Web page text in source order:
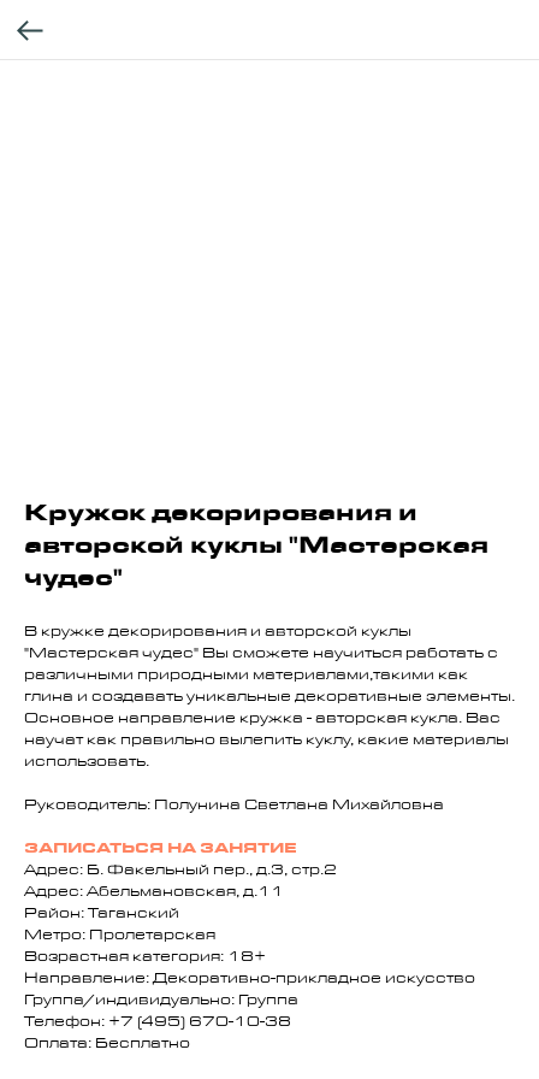
Кружок декорирования и
авторской куклы "Мастерская
чудес"
В кружке декорирования и авторской куклы
"Мастерская чудес" Вы сможете научиться работать с
различными природными материалами,такими как
глина и создавать уникальные декоративные элементы.
Основное направление кружка - авторская кукла. Вас
научат как правильно вылепить куклу, какие материалы
использовать.
Руководитель: Полунина Светлана Михайловна
ЗАПИСАТЬСЯ НА ЗАНЯТИЕ
Адрес: Б. Факельный пер., д.3, стр.2
Адрес: Абельмановская, д.11
Район: Таганский
Метро: Пролетарская
Возрастная категория: 18+
Направление: Декоративно-прикладное искусство
Группа/индивидуально: Группа
Телефон: +7 (495) 670-10-38
Оплата: Бесплатно